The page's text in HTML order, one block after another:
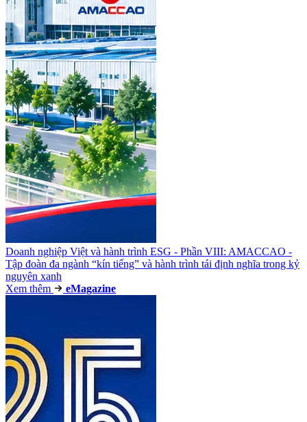
Doanh nghiệp Việt và hành trình ESG - Phần VIII: AMACCAO -
Tập đoàn đa ngành “kín tiếng” và hành trình tái định nghĩa trong kỷ
nguyên xanh
Xem thêm
eMagazine